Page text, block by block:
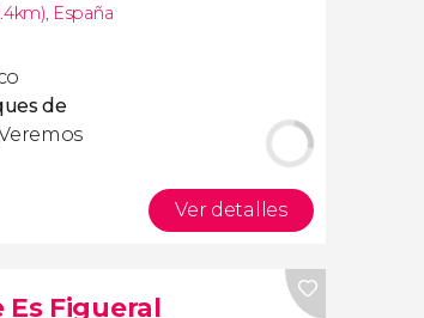
, España
de
Ver detalles
Figueral